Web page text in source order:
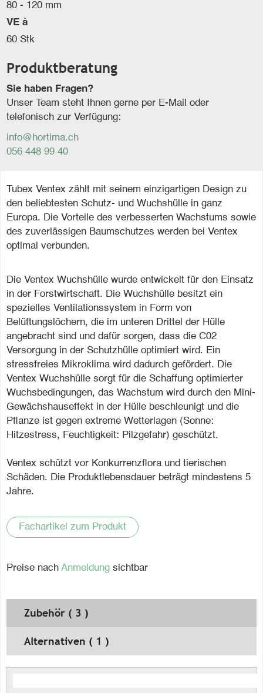
80 - 120 mm
VE à
60 Stk
Produktberatung
Sie haben Fragen?
Unser Team steht Ihnen gerne per E-Mail oder
telefonisch zur Verfügung:
info@hortima.ch
056 448 99 40
Tubex Ventex zählt mit seinem einzigartigen Design zu
den beliebtesten Schutz- und Wuchshülle in ganz
Europa. Die Vorteile des verbesserten Wachstums sowie
des zuverlässigen Baumschutzes werden bei Ventex
optimal verbunden.
Die Ventex Wuchshülle wurde entwickelt für den Einsatz
in der Forstwirtschaft. Die Wuchshülle besitzt ein
spezielles Ventilationssystem in Form von
Belüftungslöchern, die im unteren Drittel der Hülle
angebracht sind und dafür sorgen, dass die C02
Versorgung in der Schutzhülle optimiert wird. Ein
stressfreies Mikroklima wird dadurch gefördert. Die
Ventex Wuchshülle sorgt für die Schaffung optimierter
Wuchsbedingungen, das Wachstum wird durch den Mini-
Gewächshauseffekt in der Hülle beschleunigt und die
Pflanze ist gegen extreme Wetterlagen (Sonne:
Hitzestress, Feuchtigkeit: Pilzgefahr) geschützt.
Ventex schützt vor Konkurrenzflora und tierischen
Schäden. Die Produktlebensdauer beträgt mindestens 5
Jahre.
Fachartikel zum Produkt
Preise nach Anmeldung sichtbar
Zubehör ( 3 )
Alternativen ( 1 )